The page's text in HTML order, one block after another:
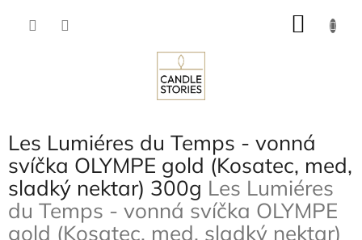
Les Lumiéres du Temps - vonná
svíčka OLYMPE gold (Kosatec, med,
sladký nektar) 300g Les Lumiéres
du Temps - vonná svíčka OLYMPE
gold (Kosatec, med, sladký nektar)